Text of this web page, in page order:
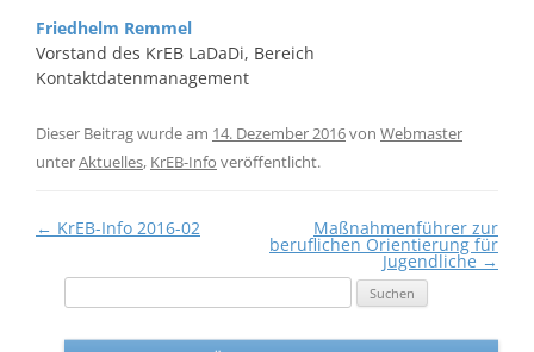
Friedhelm Remmel
Vorstand des KrEB LaDaDi, Bereich
Kontaktdatenmanagement
Dieser Beitrag wurde am 14. Dezember 2016von Webmaster
unterAktuelles, KrEB-Info veröffentlicht.
Beitragsnavigation
← KrEB-Info 2016-02 Maßnahmenführer zur
beruflichen Orientierung für
Jugendliche →